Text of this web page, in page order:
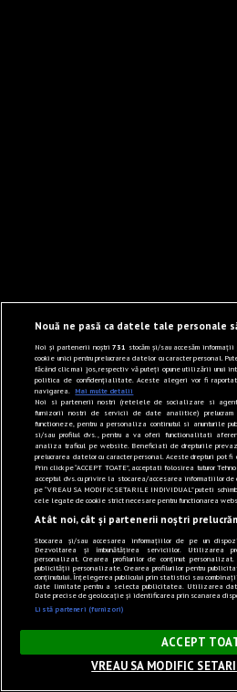
Nouă ne pasă ca datele tale personale
Noi și partenerii noștri731 stocăm și/sau accesăm
cookie unici pentru prelucrarea datelor cu caracter personal.
făcând clic mai jos, respectiv vă puteți opune utilizării unui
politica de confidențialitate. Aceste alegeri vor fi
navigarea. Mai multe detalii
Noi si partenerii nostri (retelele de socializare si
furnizorii nostri de servicii de date analitice)
functioneze, pentru a personaliza continutul si anunturile
si/sau profilul dvs., pentru a va oferi functionalitati
analiza traficul pe website. Beneficiati de drepturile
prelucrarea datelor cu caracter personal. Aceste drepturi pot
Prin click pe “ACCEPT TOATE”, acceptati folosirea tuturor
acceptul dvs. cu privire la stocarea/accesarea informatiilor de
pe “VREAU SA MODIFIC SETARILE INDIVIDUAL” puteti
cele legate de cookie strict necesare pentru functionarea
Atât noi, cât și partenerii noștri
Stocarea și/sau accesarea informațiilor de pe un
Dezvoltarea și îmbunătățirea serviciilor. Utilizarea
personalizat. Crearea profilurilor de conținut
publicității personalizate. Crearea profilurilor pentru
conținutului. Înțelegerea publicului prin statistici sau
date limitate pentru a selecta publicitatea. Utilizarea
Date precise de geolocație și identificarea prin scanarea
Listă parteneri (furnizori)
ACCEPT
VREAU SA MODIFIC